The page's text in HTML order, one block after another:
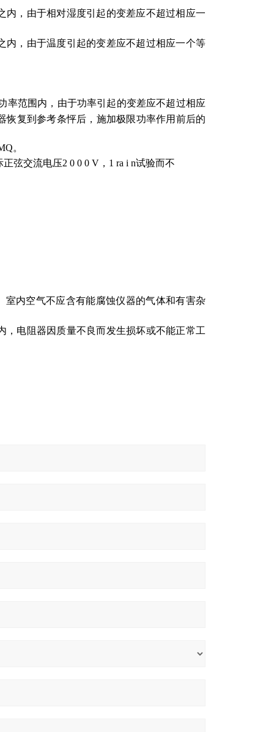
，由于相对湿度引起的变差应不超过相应一
内，由于温度引起的变差应不超过相应一个等
率范围内，由于功率引起的变差应不超过相应
恢复到参考条怦后，施加极限功率作用前后的
。
正弦交流电压2 0 0 0 V，1 ra i n试验而不
室内空气不应含有能腐蚀仪器的气体和有害杂
电阻器因质量不良而发生损坏或不能正常工